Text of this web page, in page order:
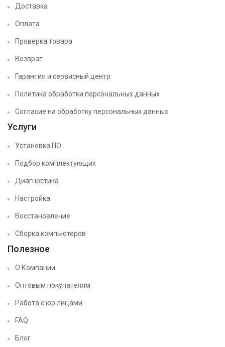
Доставка
Оплата
Проверка товара
Возврат
Гарантия и сервисный центр
Политика обработки персональных данных
Согласие на обработку персональных данных
Услуги
Установка ПО
Подбор комплектующих
Диагностика
Настройка
Восстановление
Сборка компьютеров
Полезное
О Компании
Оптовым покупателям
Работа с юр.лицами
FAQ
Блог